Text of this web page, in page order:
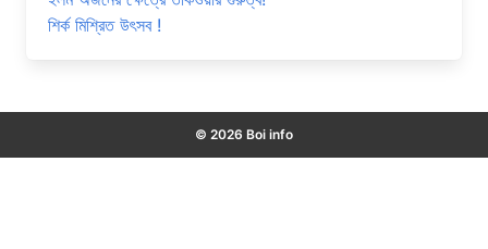
শির্ক মিশ্রিত উৎসব !
© 2026 Boi info